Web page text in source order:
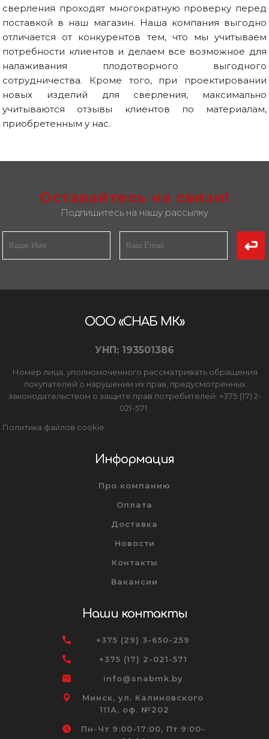
сверления проходят многократную проверку перед
поставкой в наш магазин. Наша компания выгодно
отличается от конкурентов тем, что мы учитываем
потребности клиентов и делаем все возможное для
налаживания плодотворного выгодного
сотрудничества. Кроме того, при проектировании
новых изделий для сверления, максимально
учитываются отзывы клиентов по материалам,
приобретенным у нас.
Оставайтесь на связи!
Подпишитесь на нашу рассылку
ООО «СНАБ МК»
УНП: 193501386
Номер лица, уполномоченного рассматривать обращения
покупателей о нарушении их прав, предусмотренных
законодательством о защите прав потребителей: +375 (17) 2-
021-571.
Политика файлов cookie
Информация
Про компанию
Оплата
Доставка
Новости
Контакты
Вакансии
Наши контакты
+375 (29) 3-650-259
+375 (17) 2-021-571
info@snabmk.by
Минск, ул. Калиновского
111А, оф. №202
Пн-Чт 9:00-17:00, Пт 9:00-